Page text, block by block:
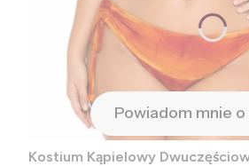
Powiadom mnie
Kostium Kąpielowy